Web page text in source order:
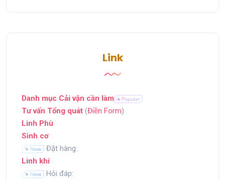
Link
Danh mục Cải vận cần làm
Tư vấn Tổng quát (Điền Form)
Linh Phù
Sinh cơ
Đặt hàng:
Linh khí
Hỏi đáp: